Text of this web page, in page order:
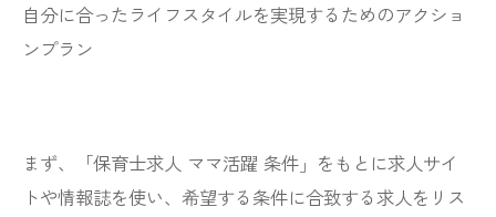
自分に合ったライフスタイルを実現するためのアクショ
ンプラン
まず、「保育士求人 ママ活躍 条件」をもとに求人サイ
トや情報誌を使い、希望する条件に合致する求人をリス